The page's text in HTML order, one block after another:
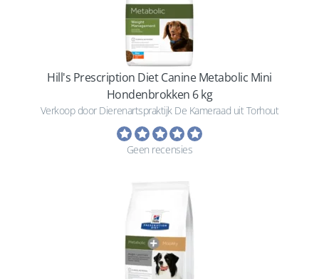
Hill's Prescription Diet Canine Metabolic Mini
Hondenbrokken 6 kg
Verkoop door Dierenartspraktijk De Kameraad uit Torhout
Geen recensies